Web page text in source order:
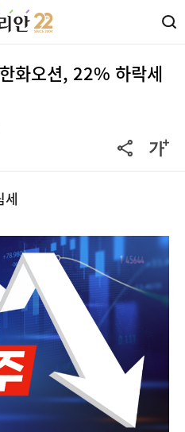
화오션, 22% 하락세
세